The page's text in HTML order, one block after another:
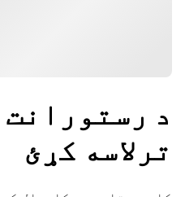
د
ترلاسه کړئ